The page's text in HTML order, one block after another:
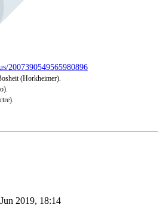
2007390549565980896
(Horkheimer).
2019, 18:14